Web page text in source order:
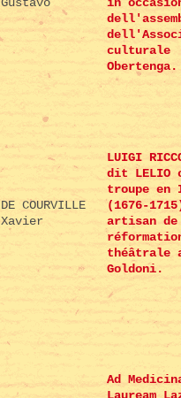
culturale
Obertenga.
DE COURVILLE
Xavier
LUIGI
dit LELIO
troupe en
(1676-
artisan
théâtrale
Goldoni.
Ad